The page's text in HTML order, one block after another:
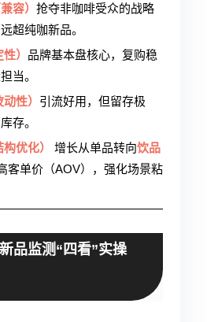
容） 抢夺非咖啡受众的战略
超纯咖新品。
） 品牌基本盘核心，复购稳
当。
性） 引流好用，但留存极
存。
优化）
增长从单品转向饮品
客单价（AOV），强化场景粘
品监测“四看”实操